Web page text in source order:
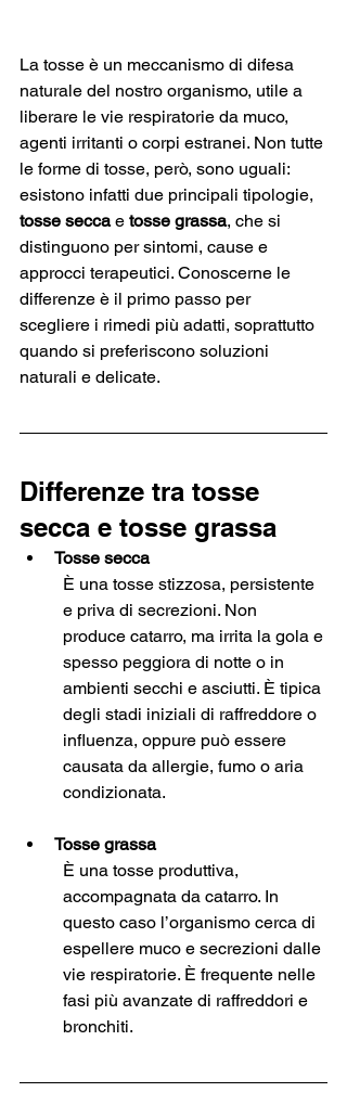
La tosse è un meccanismo di difesa
naturale del nostro organismo, utile a
liberare le vie respiratorie da muco,
agenti irritanti o corpi estranei. Non tutte
le forme di tosse, però, sono uguali:
esistono infatti due principali tipologie,
tosse secca e tosse grassa, che si
distinguono per sintomi, cause e
approcci terapeutici. Conoscerne le
differenze è il primo passo per
scegliere i rimedi più adatti, soprattutto
quando si preferiscono soluzioni
naturali e delicate.
Differenze tra tosse
secca e tosse grassa
Tosse secca
È una tosse stizzosa, persistente
e priva di secrezioni. Non
produce catarro, ma irrita la gola e
spesso peggiora di notte o in
ambienti secchi e asciutti. È tipica
degli stadi iniziali di raffreddore o
influenza, oppure può essere
causata da allergie, fumo o aria
condizionata.
Tosse grassa
È una tosse produttiva,
accompagnata da catarro. In
questo caso l’organismo cerca di
espellere muco e secrezioni dalle
vie respiratorie. È frequente nelle
fasi più avanzate di raffreddori e
bronchiti.